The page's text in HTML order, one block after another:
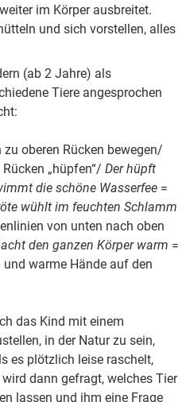
im Körper ausbreitet.
und sich vorstellen, alles
(ab 2 Jahre) als
Tiere angesprochen
oberen Rücken bewegen/
„hüpfen“/ Der hüpft
die schöne Wasserfee =
wühlt im feuchten Schlamm
von unten nach oben
den ganzen Körper warm =
warme Hände auf den
das Kind mit einem
in der Natur zu sein,
es plötzlich leise raschelt,
dann gefragt, welches Tier
lassen und ihm eine Frage